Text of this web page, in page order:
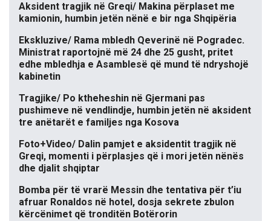
Aksident tragjik në Greqi/ Makina përplaset me
kamionin, humbin jetën nënë e bir nga Shqipëria
Ekskluzive/ Rama mbledh Qeverinë në Pogradec.
Ministrat raportojnë më 24 dhe 25 gusht, pritet
edhe mbledhja e Asamblesë që mund të ndryshojë
kabinetin
Tragjike/ Po ktheheshin në Gjermani pas
pushimeve në vendlindje, humbin jetën në aksident
tre anëtarët e familjes nga Kosova
Foto+Video/ Dalin pamjet e aksidentit tragjik në
Greqi, momenti i përplasjes që i mori jetën nënës
dhe djalit shqiptar
Bomba për të vrarë Messin dhe tentativa për t’iu
afruar Ronaldos në hotel, dosja sekrete zbulon
kërcënimet që tronditën Botërorin